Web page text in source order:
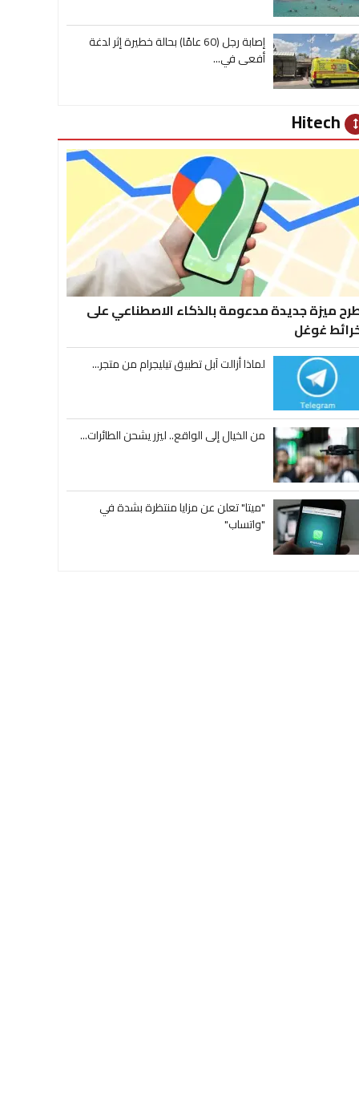
إصابة رجل (60 عامًا) بحالة خطيرة إثر لدغة
أفعى في...
height
ميزة جديدة مدعومة بالذكاء الاصطناعي على
غوغل
لماذا أزالت آبل تطبيق تيليجرام من متجر...
من الخيال إلى الواقع.. ليزر يشحن الطائرات...
"ميتا" تعلن عن مزايا منتظرة بشدة في
"واتساب"